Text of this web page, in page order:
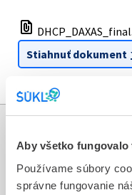
Aby všetko fungovalo
Používame súbory
správne fungovanie
file_present
Stiahnuť dokument
Aktuality